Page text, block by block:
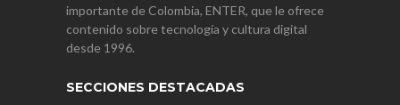
importante de Colombia, ENTER, que le ofrece
contenido sobre tecnología y cultura digital
desde 1996.
SECCIONES DESTACADAS